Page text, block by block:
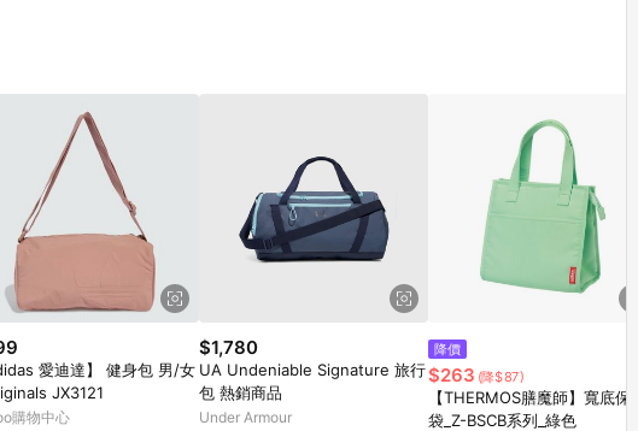
品最高回饋點數」機制(特殊活動時開放「回饋無上限」)，以同一訂單中同一
規格、顏色、價位、贈品與東森購物ETMall銷售網頁不符，以銷售網頁標示為
期+180天以內至LINE購物客服洽詢；若超過180天(含)以上進行申訴，恕無法
商品使用，或不適用於無回饋商品。各點數紅包之適用商品與使用條件請依點數
愛迪達】 健身包 男/女
JX3121
購物中心
$1,780
UA Undeniable Signature 旅行
包 熱銷商品
Under Armour
降價
$263 (降$87)
【THERMOS膳魔師】寬底保冷
袋_Z-BSCB系列_綠色